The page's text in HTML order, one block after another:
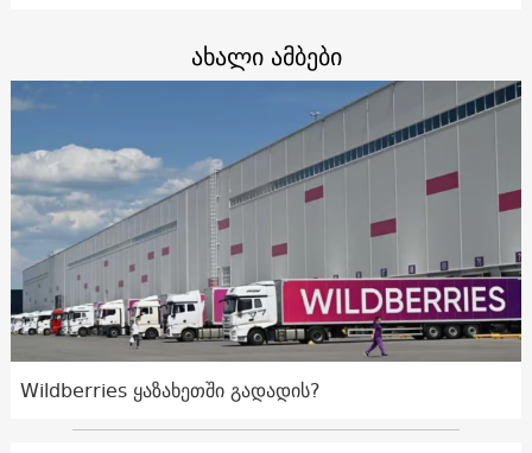
ახალი ამბები
Wildberries ყაზახეთში გადადის?